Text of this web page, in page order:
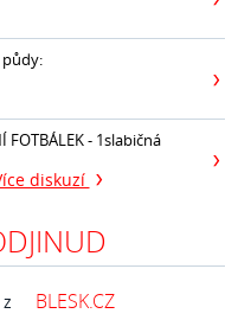
půdy:
FOTBÁLEK - 1slabičná
diskuzí
BLESK.CZ